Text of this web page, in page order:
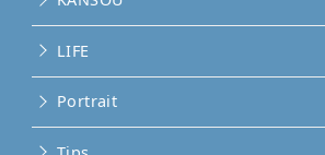
LIFE
Portrait